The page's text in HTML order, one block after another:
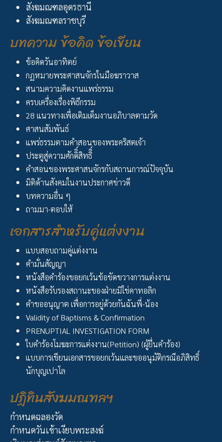
สังฆมณฑลอุดรธานี
สังฆมณฑลราชบุรี
บทความ ข้อคิด ข้อเขียน
ข้อคิดวันอาทิตย์
กฏหมายพระศาสนจักรในมือฆราวาส
สนามความคิดงานแพร่ธรรม
ครบเครื่องเรื่องพิธีกรรม
28 แนวทางเพื่อเติมเต็มงานอภิบาลตามวัด
ศาสนสัมพันธ์
แพร่ธรรมตามคำสอนของพระคริสตเจ้า
ประตูสู่ความศักดิิ์สิทธิิ์
คำสอนของพระศาสนจักรกับสถานการณ์ปัจจุบัน
มิติด้านสังคมในงานประกาศข่าวดี
บทความอื่น ๆ
ถามมา-ตอบให้
เอกสารสำหรับคู่แต่งงาน
แบบสอบถามคู่แต่งงาน
คำมั่นสัญญา
หนังสือคำร้องขอยกเว้นข้อขัดขวางการแต่งงาน
หนังสือรับรองสถานะของฝ่ายมิใช่คาทอลิก
คำขออนุญาต เพื่อการอยู่ด้วยกันฉันพี่-น้อง
Validity of Baptisms & Confirmation
PRENUPTIAL INVESTIGATION FORM
ใบคำร้องโมฆะการแต่งงาน(Petition) (ผู้ยื่นคำร้อง)
แบบการเขียนเอกสารขอยกเว้นและขออนุมัติกรณีอภิสิทธิ์
นักบุญเปาโล
ปฏิทินสังฆมณฑลฯ
กำหนดฉลองวัด
กำหนดวันเข้าเงียบพระสงฆ์